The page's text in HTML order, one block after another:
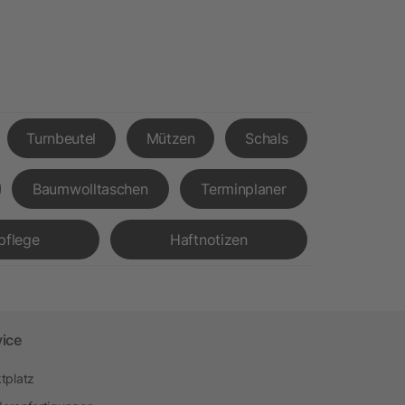
Turnbeutel Mützen Schals
Baumwolltaschen Terminplaner
Haftnotizen